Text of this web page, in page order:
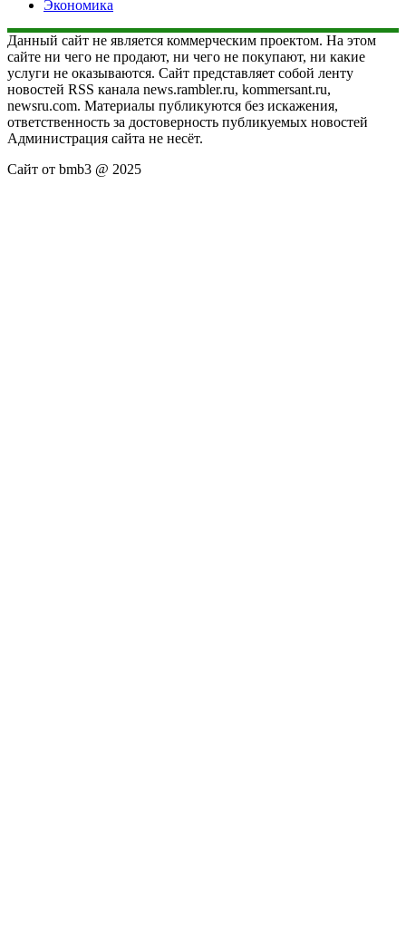
Экономика
Данный сайт не является коммерческим проектом. На этом
сайте ни чего не продают, ни чего не покупают, ни какие
услуги не оказываются. Сайт представляет собой ленту
новостей RSS канала news.rambler.ru, kommersant.ru,
newsru.com. Материалы публикуются без искажения,
ответственность за достоверность публикуемых новостей
Администрация сайта не несёт.
Сайт от bmb3 @ 2025